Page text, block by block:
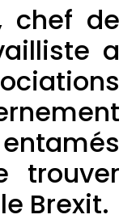
chef de
a
trouver
Brexit.